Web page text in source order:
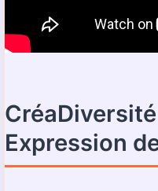
CréaDiversité
Expression